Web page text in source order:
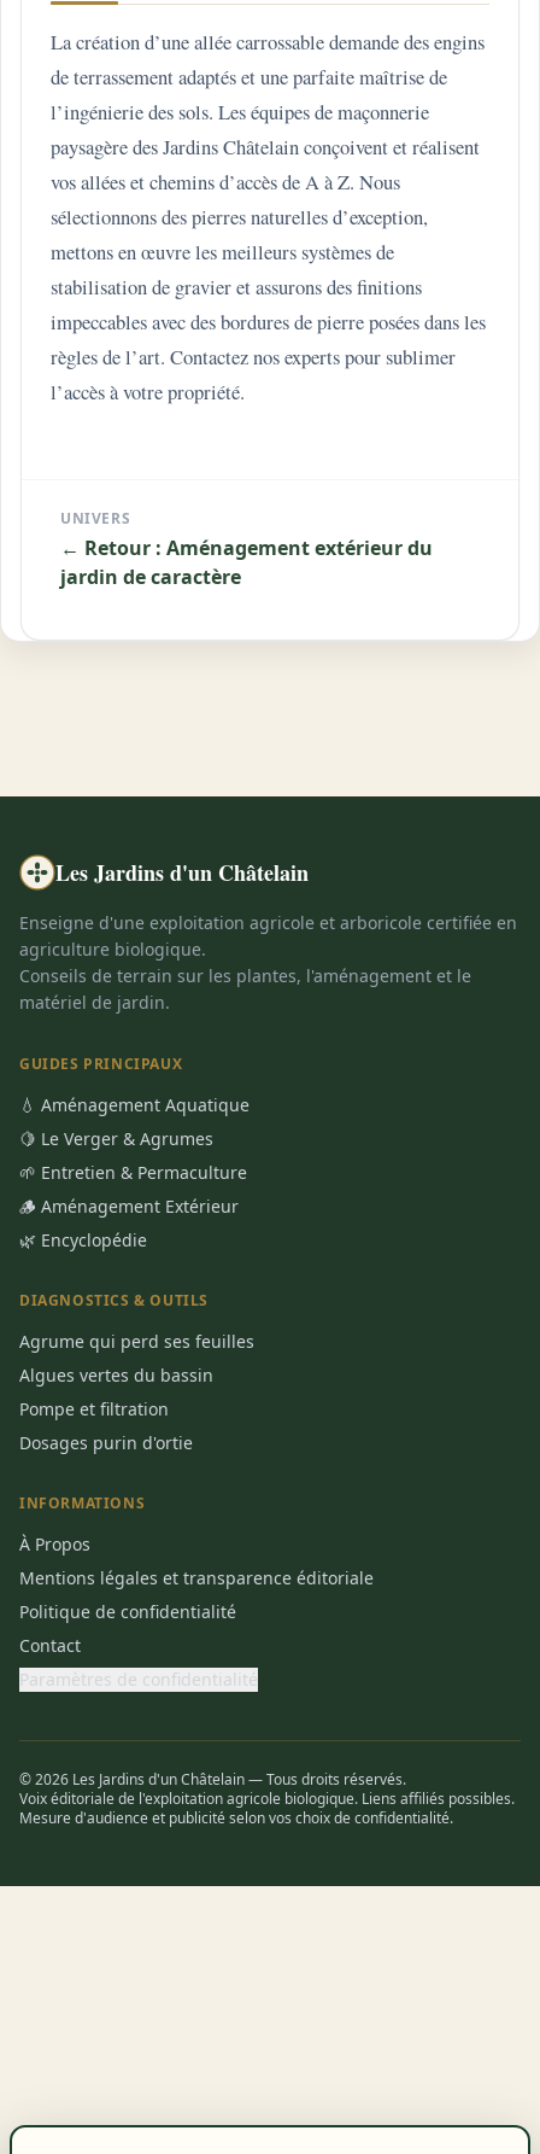
La création d’une allée carrossable demande des engins
de terrassement adaptés et une parfaite maîtrise de
l’ingénierie des sols. Les équipes de maçonnerie
paysagère des Jardins Châtelain conçoivent et réalisent
vos allées et chemins d’accès de A à Z. Nous
sélectionnons des pierres naturelles d’exception,
mettons en œuvre les meilleurs systèmes de
stabilisation de gravier et assurons des finitions
impeccables avec des bordures de pierre posées dans les
règles de l’art. Contactez nos experts pour sublimer
l’accès à votre propriété.
UNIVERS
← Retour : Aménagement extérieur du
jardin de caractère
Les Jardins d'un Châtelain
Enseigne d'une exploitation agricole et arboricole certifiée en
agriculture biologique.
Conseils de terrain sur les plantes, l'aménagement et le
matériel de jardin.
GUIDES PRINCIPAUX
💧 Aménagement Aquatique
🍋 Le Verger & Agrumes
🌱 Entretien & Permaculture
🪵 Aménagement Extérieur
🌿 Encyclopédie
DIAGNOSTICS & OUTILS
Agrume qui perd ses feuilles
Algues vertes du bassin
Pompe et filtration
Dosages purin d'ortie
INFORMATIONS
À Propos
Mentions légales et transparence éditoriale
Politique de confidentialité
Contact
Paramètres de confidentialité
© 2026 Les Jardins d'un Châtelain — Tous droits réservés.
Voix éditoriale de l'exploitation agricole biologique. Liens affiliés possibles.
Mesure d'audience et publicité selon vos choix de confidentialité.